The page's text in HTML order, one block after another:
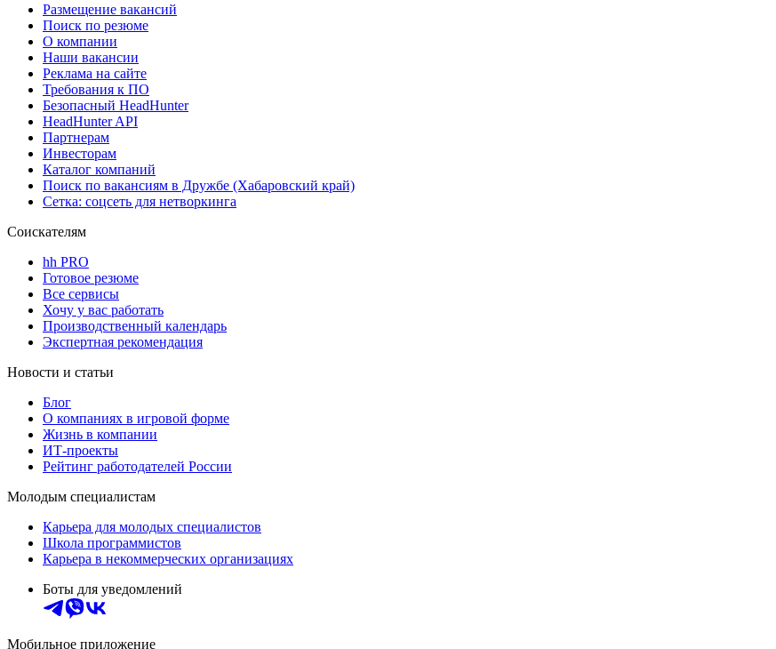
Размещение вакансий
Поиск по резюме
О компании
Наши вакансии
Реклама на сайте
Требования к ПО
Безопасный HeadHunter
HeadHunter API
Партнерам
Инвесторам
Каталог компаний
Поиск по вакансиям в Дружбе (Хабаровский край)
Сетка: соцсеть для нетворкинга
Соискателям
hh PRO
Готовое резюме
Все сервисы
Хочу у вас работать
Производственный календарь
Экспертная рекомендация
Новости и статьи
Блог
О компаниях в игровой форме
Жизнь в компании
ИТ-проекты
Рейтинг работодателей России
Молодым специалистам
Карьера для молодых специалистов
Школа программистов
Карьера в некоммерческих организациях
Боты для уведомлений
Мобильное приложение